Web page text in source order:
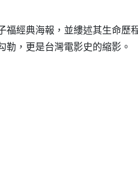
福經典海報，並縷述其生命歷
，更是台灣電影史的縮影。